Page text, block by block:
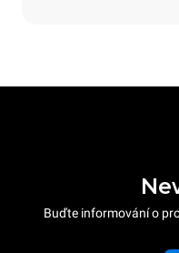
Buďte informování o